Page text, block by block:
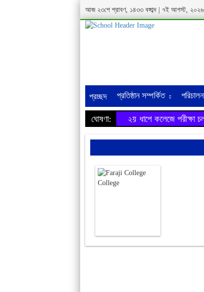
আজ ২৩শে শ্রাবণ, ১৪৩৩ বঙ্গাব্দ | ৭ই আগস্ট, ২০২৬
প্রচ্ছদ প্রতিষ্ঠান সম্পর্কিত
ঘোষণা: ২য় ধাপে কলেজে পরীক্ষা চলছে